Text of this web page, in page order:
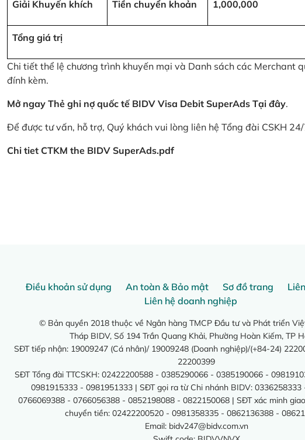
Giải Khuyến khích Tiền chuyển khoản 1,000,000
Tổng giá trị
Chi tiết thể lệ chương trình khuyến mại và Danh sách các Merchant
đính kèm.
Mở ngay Thẻ ghi nợ quốc tế BIDV Visa Debit SuperAds Tại đây.
Để được tư vấn, hỗ trợ, Quý khách vui lòng liên hệ Tổng đài CSKH
Chi tiet CTKM the BIDV SuperAds.pdf
Điều khoản sử dụng An toàn & Bảo mật Sơ đồ trang
Liên hệ doanh nghiệp
© Bản quyền 2018 thuộc về Ngân hàng TMCP Đầu tư và Phát triển
Tháp BIDV, Số 194 Trần Quang Khải, Phường Hoàn Kiếm, TP
SĐT tiếp nhận: 19009247 (Cá nhân)/ 19009248 (Doanh nghiệp)/(+84-24)
22200399
SĐT Tổng đài TTCSKH: 02422200588 - 0385290066 - 0385190066 -
0981915333 - 0981951333 | SĐT gọi ra từ Chi nhánh BIDV:
0766069388 - 0766056388 - 0852198088 - 0822150068 | SĐT xác minh
chuyển tiền: 02422200520 - 0981358335 - 0862136388 -
Email: bidv247@bidv.com.vn